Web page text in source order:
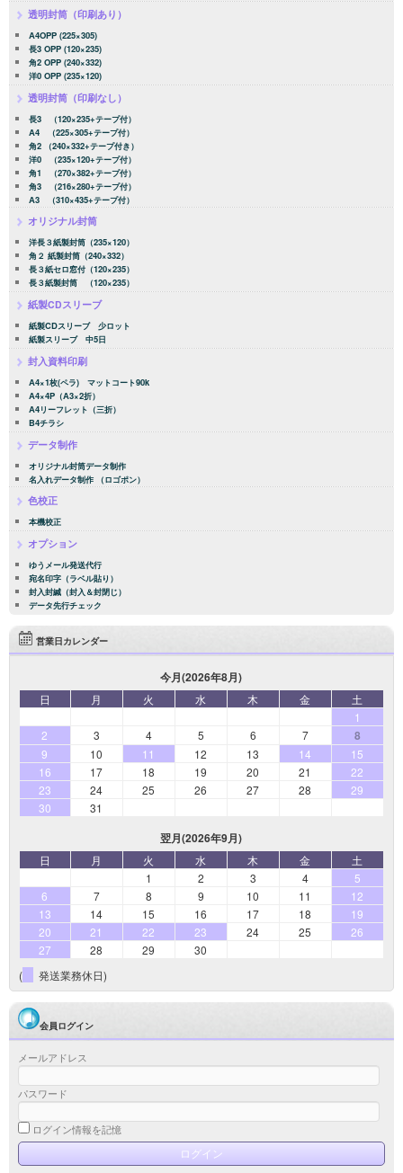
透明封筒（印刷あり）
A4OPP (225×305)
長3 OPP (120×235)
角2 OPP (240×332)
洋0 OPP (235×120)
透明封筒（印刷なし）
長3 （120×235+テープ付）
A4 （225×305+テープ付）
角2 （240×332+テープ付き）
洋0 （235×120+テープ付）
角1 （270×382+テープ付）
角3 （216×280+テープ付）
A3 （310×435+テープ付）
オリジナル封筒
洋長３紙製封筒（235×120）
角２ 紙製封筒（240×332）
長３紙セロ窓付（120×235）
長３紙製封筒 （120×235）
紙製CDスリーブ
紙製CDスリーブ 少ロット
紙製スリーブ 中5日
封入資料印刷
A4×1枚(ペラ) マットコート90k
A4×4P（A3×2折）
A4リーフレット（三折）
B4チラシ
データ制作
オリジナル封筒データ制作
名入れデータ制作 （ロゴポン）
色校正
本機校正
オプション
ゆうメール発送代行
宛名印字（ラベル貼り）
封入封緘（封入＆封閉じ）
データ先行チェック
営業日カレンダー
今月(2026年8月)
日 月 火 水 木 金
土
1
2
3 4 5 6 7 8
9 10 11 12 13 14
15
16
17 18 19 20 21
22
23
24 25 26 27 28
29
30
31
翌月(2026年9月)
日 月 火 水 木 金
土
1
2 3 4
5
6
7 8 9 10 11
12
13
14 15 16 17 18
19
20
21 22 23 24 25
26
27
28 29
30
(
発送業務休日)
会員ログイン
メールアドレス
パスワード
ログイン情報を記憶